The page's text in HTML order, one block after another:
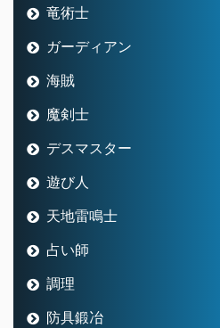
竜術士
ガーディアン
海賊
魔剣士
デスマスター
遊び人
天地雷鳴士
占い師
調理
防具鍛冶